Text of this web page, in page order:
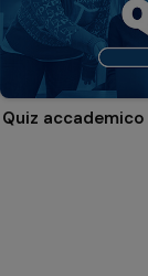
Quiz accademico